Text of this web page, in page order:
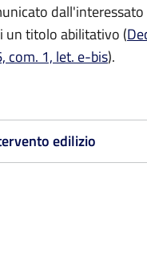
dall'interessato
un titolo abilitativo (
com. 1, let. e-bis).
edilizio